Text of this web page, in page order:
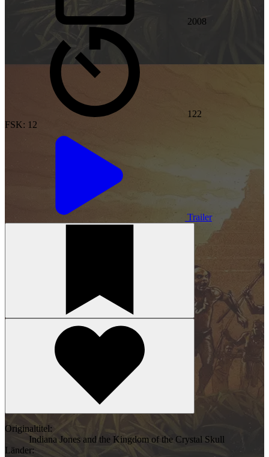
2008
122
FSK: 12
Trailer
Originaltitel:
Indiana Jones and the Kingdom of the Crystal Skull
Länder: